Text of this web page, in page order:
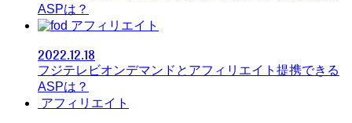
ASPは？
アフィリエイト
2022.12.18
フジテレビオンデマンドとアフィリエイト提携できる
ASPは？
アフィリエイト